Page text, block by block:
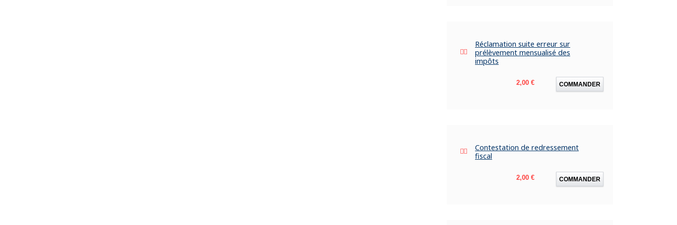
Réclamation suite erreur sur
prélèvement mensualisé des
impôts
Prix
2,00 € COMMANDER
Contestation de redressement
fiscal
Prix
2,00 € COMMANDER